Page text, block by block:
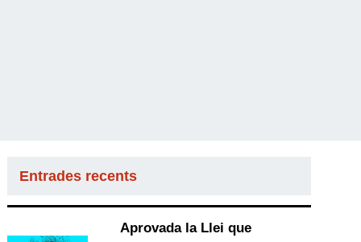
Entrades recents
Aprovada la Llei que